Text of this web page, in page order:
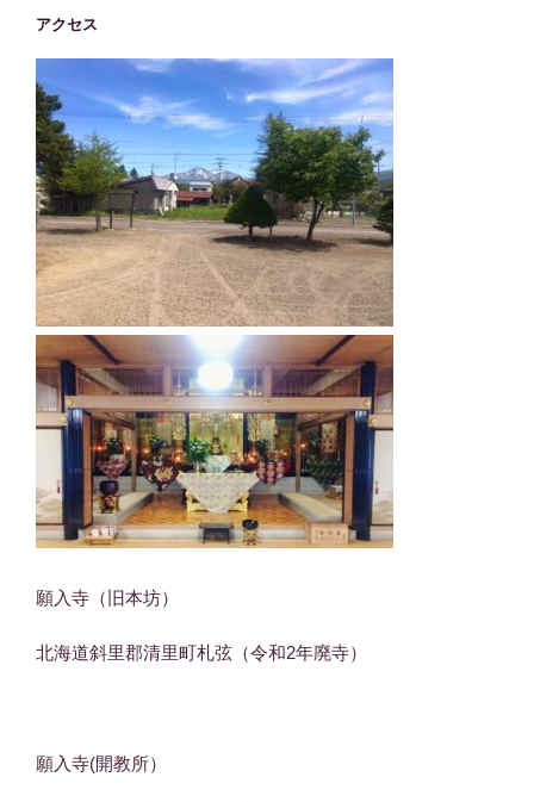
アクセス
願入寺（旧本坊）
北海道斜里郡清里町札弦（令和2年廃寺）
願入寺(開教所）